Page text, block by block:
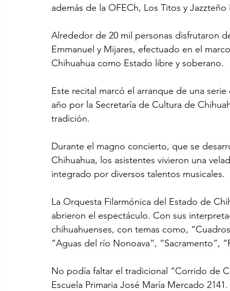
además de la OFECh, Los Titos y Jazzteño
Alrededor de 20 mil personas disfrutaron
Emmanuel y Mijares, efectuado en el
Chihuahua como Estado libre y soberano.
Este recital marcó el arranque de una
año por la Secretaría de Cultura de
tradición.
Durante el magno concierto, que se
Chihuahua, los asistentes vivieron una
integrado por diversos talentos musicales.
La Orquesta Filarmónica del Estado de
abrieron el espectáculo. Con sus
chihuahuenses, con temas como,
“Aguas del río Nonoava”, “Sacramento”,
No podía faltar el tradicional “Corrido de
Escuela Primaria José María Mercado 2141.